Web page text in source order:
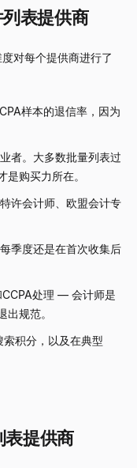
表提供商
对每个提供商进行了
样本的退信率，因为
者。大多数批量列表过
购买力所在。
许会计师、欧盟会计专
季度还是在首次收集后
处理 — 会计师是
规范。
积分，以及在典型
提供商